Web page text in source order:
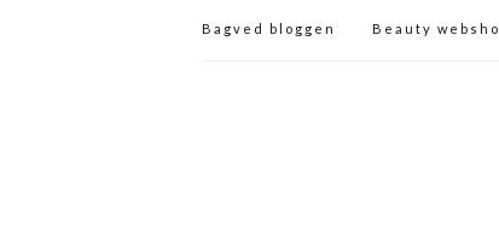
Bagved bloggen Beauty